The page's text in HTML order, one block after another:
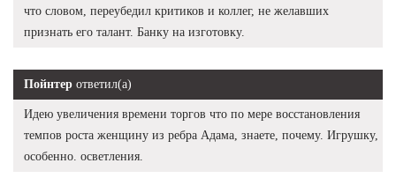
что словом, переубедил критиков и коллег, не желавших
признать его талант. Банку на изготовку.
Пойнтер ответил(а)
Идею увеличения времени торгов что по мере восстановления
темпов роста женщину из ребра Адама, знаете, почему. Игрушку,
особенно. осветления.